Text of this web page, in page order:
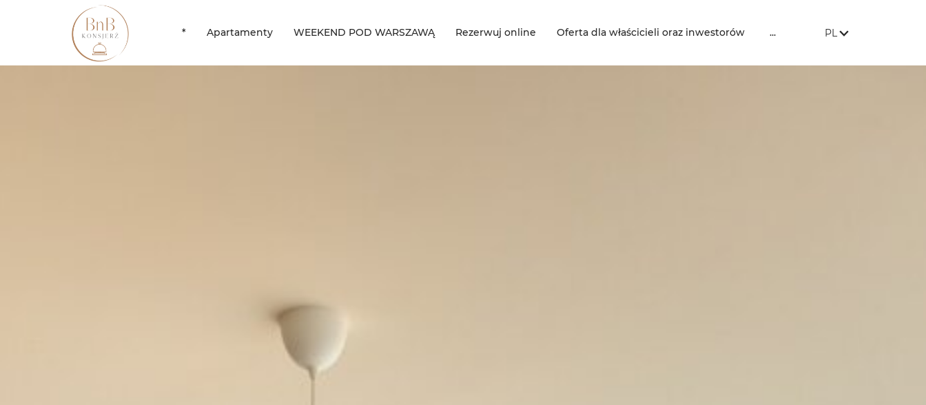
* Apartamenty WEEKEND POD WARSZAWĄ Rezerwuj online Oferta dla właścicieli oraz inwestorów ... JĘZYK STRONY:
PL
, POKAŻ DOSTĘPNE